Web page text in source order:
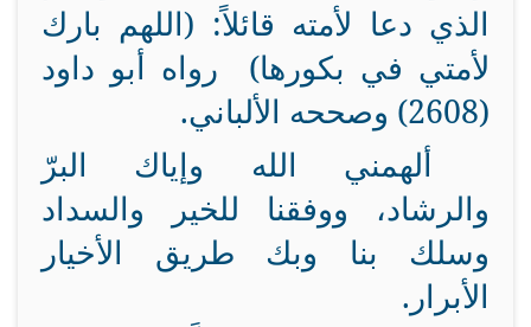
الذي دعا لأمته قائلاً: (اللهم بارك
لأمتي في بكورها) رواه أبو داود
(2608) وصححه الألباني.
ألهمني الله وإياك البرّ
والرشاد، ووفقنا للخير والسداد
وسلك بنا وبك طريق الأخيار
الأبرار.